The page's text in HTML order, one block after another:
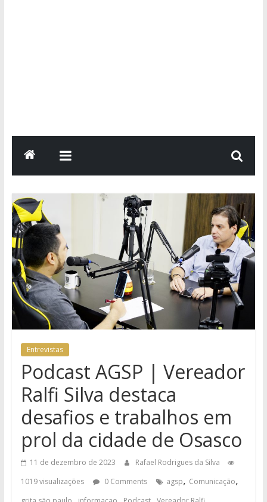
Entrevistas
Podcast AGSP | Vereador
Ralfi Silva destaca
desafios e trabalhos em
prol da cidade de Osasco
11 de dezembro de 2023
Rafael Rodrigues da Silva
1019 visualizações
0 Comments agsp, Comunicação,
, , ,